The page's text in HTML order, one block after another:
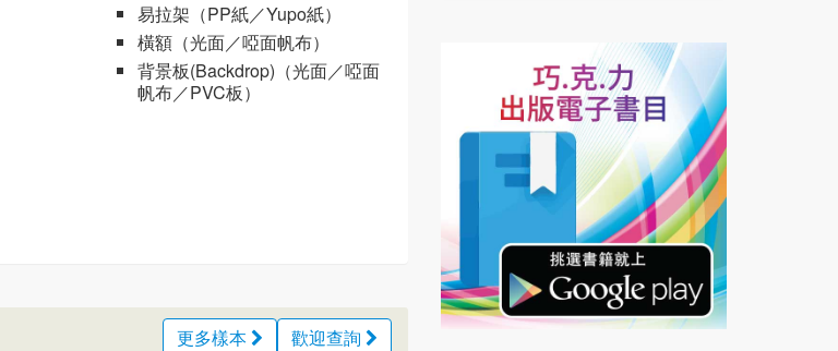
易拉架（PP紙／Yupo紙）
橫額（光面／啞面帆布）
背景板(Backdrop)（光面／啞面
帆布／PVC板）
更多樣本 歡迎查詢